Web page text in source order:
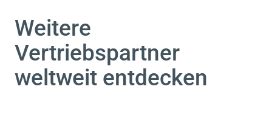
Weitere
Vertriebspartner
weltweit entdecken